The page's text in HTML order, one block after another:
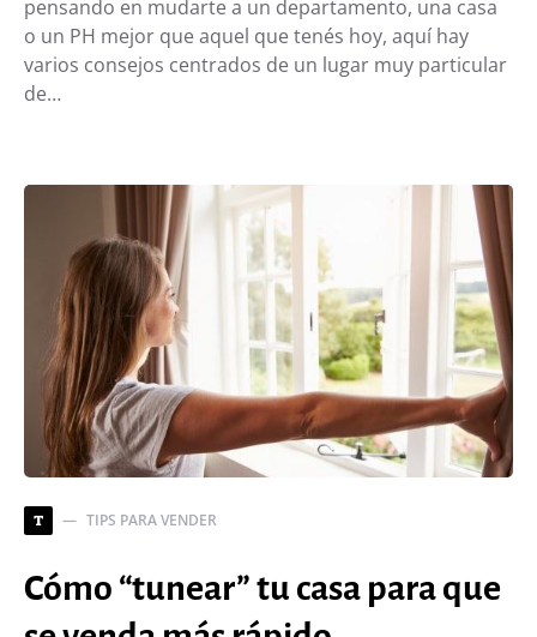
pensando en mudarte a un departamento, una casa
o un PH mejor que aquel que tenés hoy, aquí hay
varios consejos centrados de un lugar muy particular
de…
T TIPS PARA VENDER
Cómo “tunear” tu casa para que